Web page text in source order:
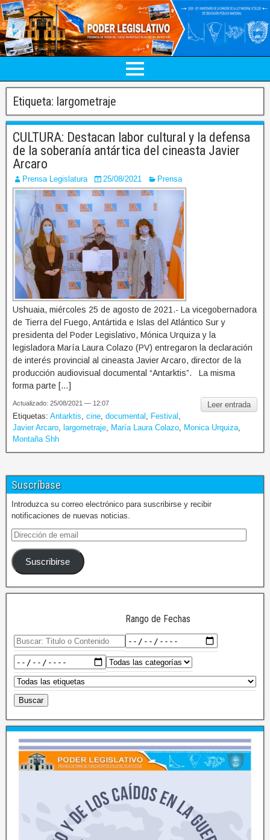
Etiqueta: largometraje
CULTURA: Destacan labor cultural y la defensa
de la soberanía antártica del cineasta Javier
Arcaro
Prensa Legislatura 25/08/2021 Prensa
Ushuaia, miércoles 25 de agosto de 2021.- La vicegobernadora
de Tierra del Fuego, Antártida e Islas del Atlántico Sur y
presidenta del Poder Legislativo, Mónica Urquiza y la
legisladora María Laura Colazo (PV) entregaron la declaración
de interés provincial al cineasta Javier Arcaro, director de la
producción audiovisual documental “Antarktis”. La misma
forma parte […]
Leer entrada
Actualizado: 25/08/2021 — 12:07
Etiquetas: Antarktis cine documental Festival
Javier Arcaro
largometraje María Laura Colazo Monica Urquiza
Montaña Shh
Suscríbase
Introduzca su correo electrónico para suscribirse y recibir
notificaciones de nuevas noticias.
Suscribirse
Rango de Fechas